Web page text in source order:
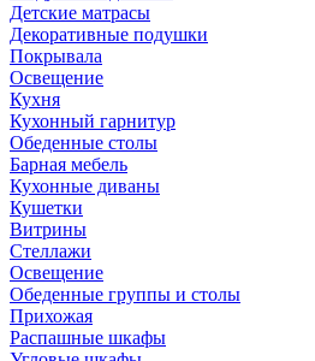
Детские матрасы
Декоративные подушки
Покрывала
Освещение
Кухня
Кухонный гарнитур
Обеденные столы
Барная мебель
Кухонные диваны
Кушетки
Витрины
Стеллажи
Освещение
Обеденные группы и столы
Прихожая
Распашные шкафы